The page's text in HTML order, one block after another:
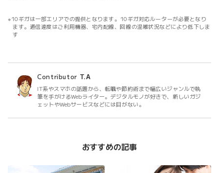
10ギガは一部エリアでの提供となります。10ギガ対応ルーターが必要となり
ます。通信速度はご利用機器、宅内配線、回線の混雑状況などにより低下しま
す
Contributor T.A
IT系やスマホの話題から、転職や節約術まで幅広いジャンルで執
筆を手がけるWebライター。デジタルモノが好きで、新しいガジ
ェットやWebサービスなどには目がない。
おすすめの記事